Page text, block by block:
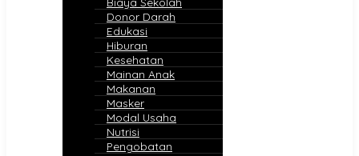
Donor Darah
Edukasi
Hiburan
Kesehatan
Mainan Anak
Makanan
Masker
Modal Usaha
Nutrisi
Pengobatan